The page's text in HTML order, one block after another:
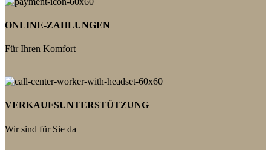
ONLINE-ZAHLUNGEN
Für Ihren Komfort
VERKAUFSUNTERSTÜTZUNG
Wir sind für Sie da